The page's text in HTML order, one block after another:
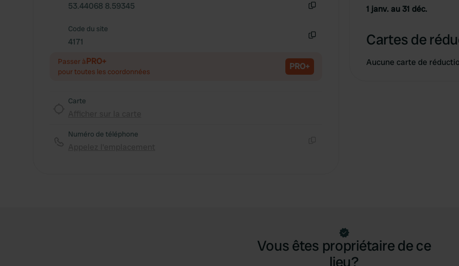
53.44068 8.59345
Code du site
4171
Passer àPRO+
pour toutes les coordonnées PRO+
Carte
Numéro de téléphone
1 janv. au 31 déc.
Cartes de
Aucune carte de
Vous êtes propriétaire de ce
lieu?